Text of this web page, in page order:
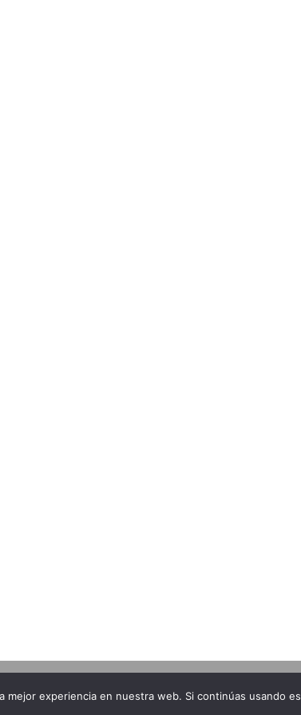
mejor experiencia en nuestra web. Si continúas usando